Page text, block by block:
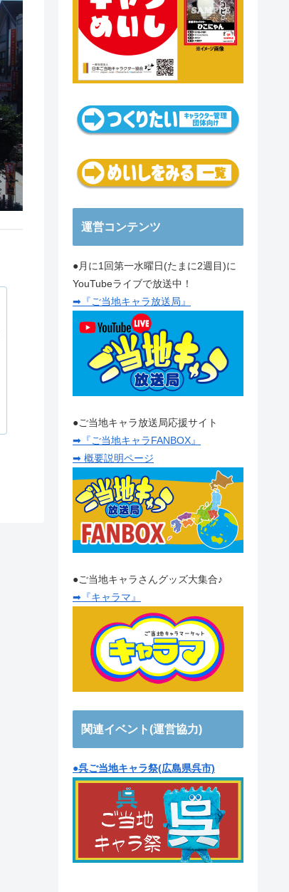
運営コンテンツ
●月に1回第一水曜日(たまに2週目)に
YouTubeライブで放送中！
➡『ご当地キャラ放送局』
●ご当地キャラ放送局応援サイト
➡『ご当地キャラFANBOX』
➡ 概要説明ページ
●ご当地キャラさんグッズ大集合♪
➡『キャラマ』
関連イベント(運営協力)
●呉ご当地キャラ祭(広島県呉市)